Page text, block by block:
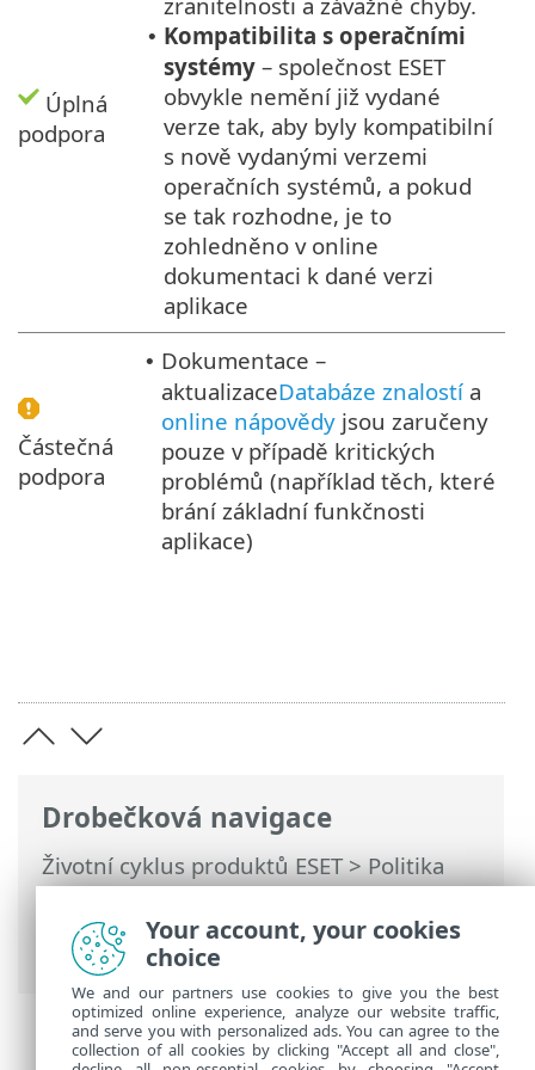
Drobečková navigace
Životní cyklus produktů ESET>Politika
konce životního cyklu pro firmy>Politiky
poskytování podpory> Politiky
poskytování podpory: kategorie B
Úplná
podpora
• Kompatibilita s operačními
systémy – společnost ESET
obvykle nemění již vydané
verze tak, aby byly kompatibilní
s nově vydanými verzemi
operačních systémů, a pokud
se tak rozhodne, je to
zohledněno v online
dokumentaci k dané verzi
aplikace
Částečná
podpora
• Dokumentace –
aktualizaceDatabáze znalostí a
online nápovědy jsou zaručeny
pouze v případě kritických
problémů (například těch, které
brání základní funkčnosti
aplikace)
Your account, your cookies
choice
We and our partners use cookies to give you the best
optimized online experience, analyze our website traffic,
and serve you with personalized ads. You can agree to the
collection of all cookies by clicking "Accept all and close",